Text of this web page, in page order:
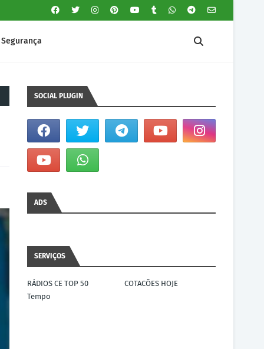
Segurança
SOCIAL PLUGIN
ADS
SERVIÇOS
RÁDIOS CE TOP 50
COTACÕES HOJE
Tempo